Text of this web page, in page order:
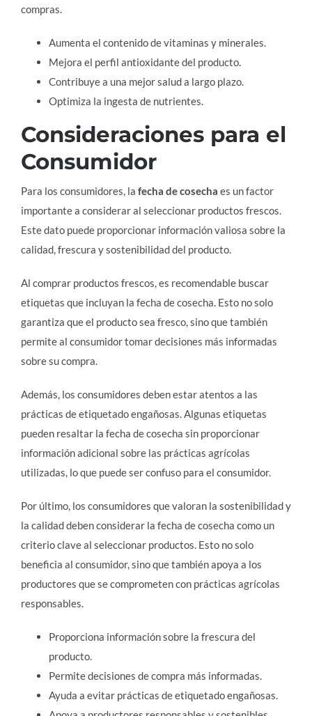
compras.
Aumenta el contenido de vitaminas y minerales.
Mejora el perfil antioxidante del producto.
Contribuye a una mejor salud a largo plazo.
Optimiza la ingesta de nutrientes.
Consideraciones para el
Consumidor
Para los consumidores, la fecha de cosecha es un factor
importante a considerar al seleccionar productos frescos.
Este dato puede proporcionar información valiosa sobre la
calidad, frescura y sostenibilidad del producto.
Al comprar productos frescos, es recomendable buscar
etiquetas que incluyan la fecha de cosecha. Esto no solo
garantiza que el producto sea fresco, sino que también
permite al consumidor tomar decisiones más informadas
sobre su compra.
Además, los consumidores deben estar atentos a las
prácticas de etiquetado engañosas. Algunas etiquetas
pueden resaltar la fecha de cosecha sin proporcionar
información adicional sobre las prácticas agrícolas
utilizadas, lo que puede ser confuso para el consumidor.
Por último, los consumidores que valoran la sostenibilidad y
la calidad deben considerar la fecha de cosecha como un
criterio clave al seleccionar productos. Esto no solo
beneficia al consumidor, sino que también apoya a los
productores que se comprometen con prácticas agrícolas
responsables.
Proporciona información sobre la frescura del
producto.
Permite decisiones de compra más informadas.
Ayuda a evitar prácticas de etiquetado engañosas.